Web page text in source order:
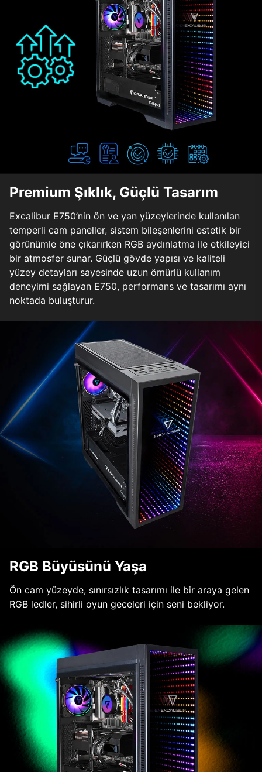
Premium Şıklık, Güçlü Tasarım
Excalibur E750’nin ön ve yan yüzeylerinde kullanılan
temperli cam paneller, sistem bileşenlerini estetik bir
görünümle öne çıkarırken RGB aydınlatma ile etkileyici
bir atmosfer sunar. Güçlü gövde yapısı ve kaliteli
yüzey detayları sayesinde uzun ömürlü kullanım
deneyimi sağlayan E750, performans ve tasarımı aynı
noktada buluşturur.
RGB Büyüsünü Yaşa
Ön cam yüzeyde, sınırsızlık tasarımı ile bir araya gelen
RGB ledler, sihirli oyun geceleri için seni bekliyor.